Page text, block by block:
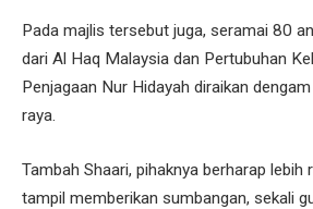
Pada majlis tersebut juga, seramai 80
dari Al Haq Malaysia dan Pertubuhan
Penjagaan Nur Hidayah diraikan
raya.
Tambah Shaari, pihaknya berharap lebih
tampil memberikan sumbangan, sekali